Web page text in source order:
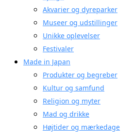
Akvarier og dyreparker
Museer og udstillinger
Unikke oplevelser
Festivaler
Made in Japan
Produkter og begreber
Kultur og samfund
Religion og myter
Mad og drikke
Højtider og mærkedage